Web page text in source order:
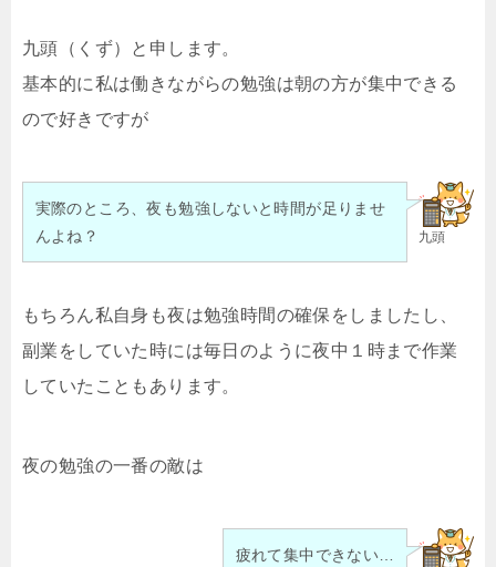
九頭（くず）と申します。
基本的に私は働きながらの勉強は朝の方が集中できる
ので好きですが
九頭
実際のところ、夜も勉強しないと時間が足りませ
んよね？
もちろん私自身も夜は勉強時間の確保をしましたし、
副業をしていた時には毎日のように夜中１時まで作業
していたこともあります。
夜の勉強の一番の敵は
疲れて集中できない…